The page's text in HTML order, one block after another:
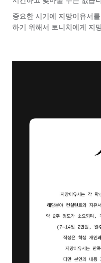
중요한 시기에 지망이유서
하기 위해서 토니치에게 지